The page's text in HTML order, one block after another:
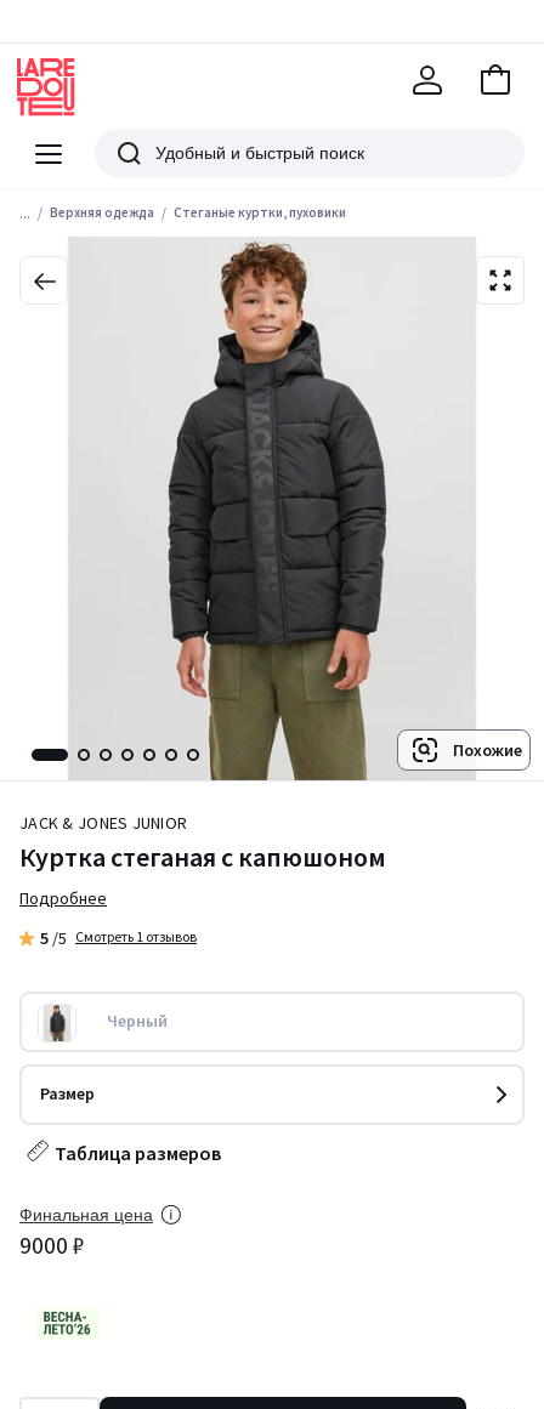
Меню
Redoute
Поиск
В
... Верхняя одежда Стеганые куртки, пуховики
Похожие
JACK & JONES JUNIOR
Куртка стеганая с капюшоном
Подробнее
5 /5 Смотреть 1 отзывов
Черный
Размер
Таблица размеров
Финальная цена
9000 ₽